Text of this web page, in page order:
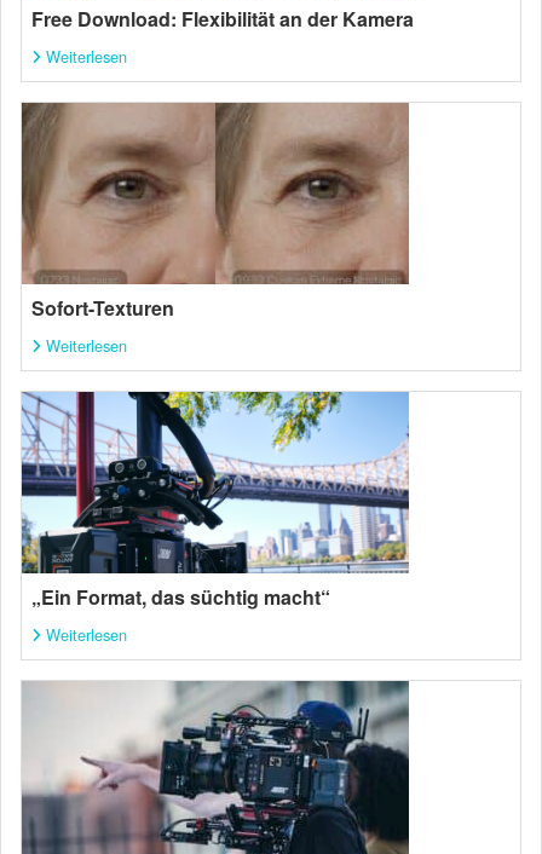
Free Download: Flexibilität an der Kamera
Weiterlesen
Sofort-Texturen
Weiterlesen
„Ein Format, das süchtig macht“
Weiterlesen